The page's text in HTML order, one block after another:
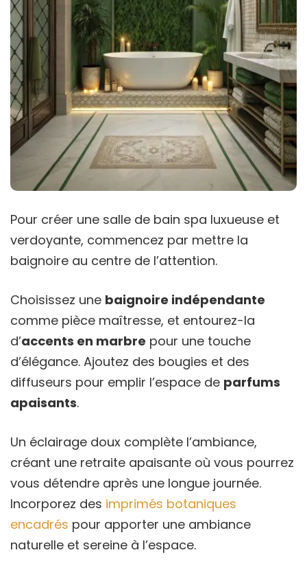
Pour créer une salle de bain spa luxueuse et
verdoyante, commencez par mettre la
baignoire au centre de l’attention.
Choisissez une baignoire indépendante
comme pièce maîtresse, et entourez-la
d’accents en marbre pour une touche
d’élégance. Ajoutez des bougies et des
diffuseurs pour emplir l’espace de parfums
apaisants.
Un éclairage doux complète l’ambiance,
créant une retraite apaisante où vous pourrez
vous détendre après une longue journée.
Incorporez des imprimés botaniques
encadrés pour apporter une ambiance
naturelle et sereine à l’espace.